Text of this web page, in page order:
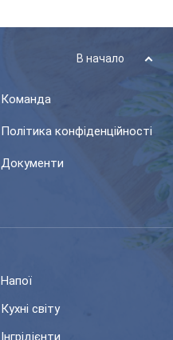
В начало
Команда
Політика конфіденційності
Документи
Напої
Кухні світу
Інгрідієнти